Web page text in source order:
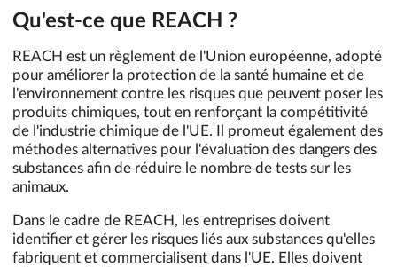
Qu'est-ce que REACH ?
REACH est un règlement de l'Union européenne, adopté
pour améliorer la protection de la santé humaine et de
l'environnement contre les risques que peuvent poser les
produits chimiques, tout en renforçant la compétitivité
de l'industrie chimique de l'UE. Il promeut également des
méthodes alternatives pour l'évaluation des dangers des
substances afin de réduire le nombre de tests sur les
animaux.
Dans le cadre de REACH, les entreprises doivent
identifier et gérer les risques liés aux substances qu'elles
fabriquent et commercialisent dans l'UE. Elles doivent